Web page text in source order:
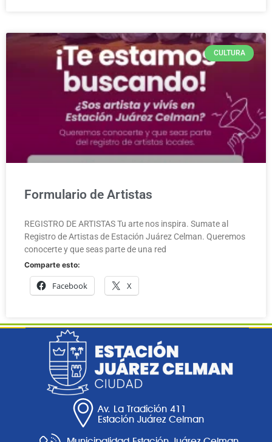
CULTURA
Formulario de Artistas
REGISTRO DE ARTISTAS Tu arte nos inspira. Sumate al
Registro de Artistas de Estación Juárez Celman. Queremos
conocerte y que seas parte de una red
Comparte esto:
Facebook X
Av. La Tradición 411
Estación Juárez Celman